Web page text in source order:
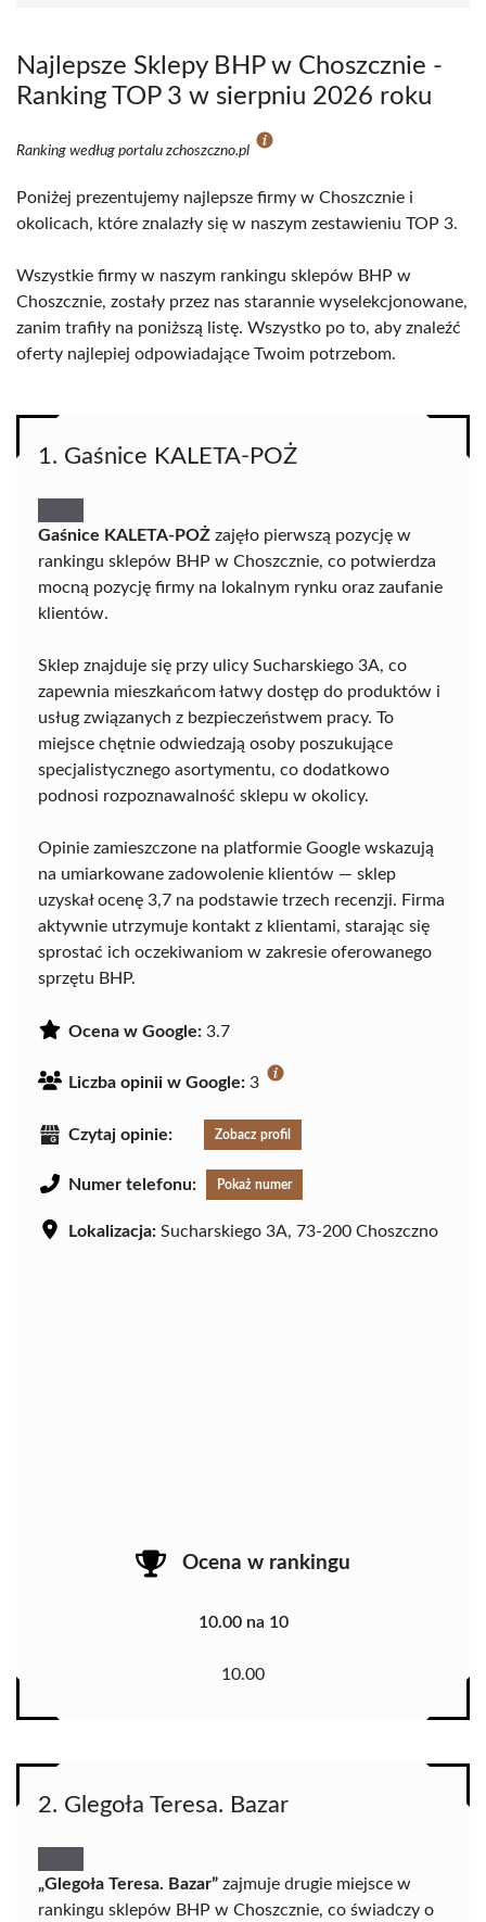
Najlepsze Sklepy BHP w Choszcznie -
Ranking TOP 3 w sierpniu 2026 roku
Ranking według portalu zchoszczno.pl
Poniżej prezentujemy najlepsze firmy w Choszcznie i
okolicach, które znalazły się w naszym zestawieniu TOP 3.
Wszystkie firmy w naszym rankingu sklepów BHP w
Choszcznie, zostały przez nas starannie wyselekcjonowane,
zanim trafiły na poniższą listę. Wszystko po to, aby znaleźć
oferty najlepiej odpowiadające Twoim potrzebom.
1. Gaśnice KALETA-POŻ
Gaśnice KALETA-POŻ zajęło pierwszą pozycję w
rankingu sklepów BHP w Choszcznie, co potwierdza
mocną pozycję firmy na lokalnym rynku oraz zaufanie
klientów.
Sklep znajduje się przy ulicy Sucharskiego 3A, co
zapewnia mieszkańcom łatwy dostęp do produktów i
usług związanych z bezpieczeństwem pracy. To
miejsce chętnie odwiedzają osoby poszukujące
specjalistycznego asortymentu, co dodatkowo
podnosi rozpoznawalność sklepu w okolicy.
Opinie zamieszczone na platformie Google wskazują
na umiarkowane zadowolenie klientów — sklep
uzyskał ocenę 3,7 na podstawie trzech recenzji. Firma
aktywnie utrzymuje kontakt z klientami, starając się
sprostać ich oczekiwaniom w zakresie oferowanego
sprzętu BHP.
Ocena w Google: 3.7
Liczba opinii w Google: 3
Czytaj opinie: Zobacz profil
Numer telefonu: Pokaż numer
Lokalizacja: Sucharskiego 3A, 73-200 Choszczno
Ocena w rankingu
10.00 na 10
10.00
2. Glegoła Teresa. Bazar
„Glegoła Teresa. Bazar” zajmuje drugie miejsce w
rankingu sklepów BHP w Choszcznie, co świadczy o